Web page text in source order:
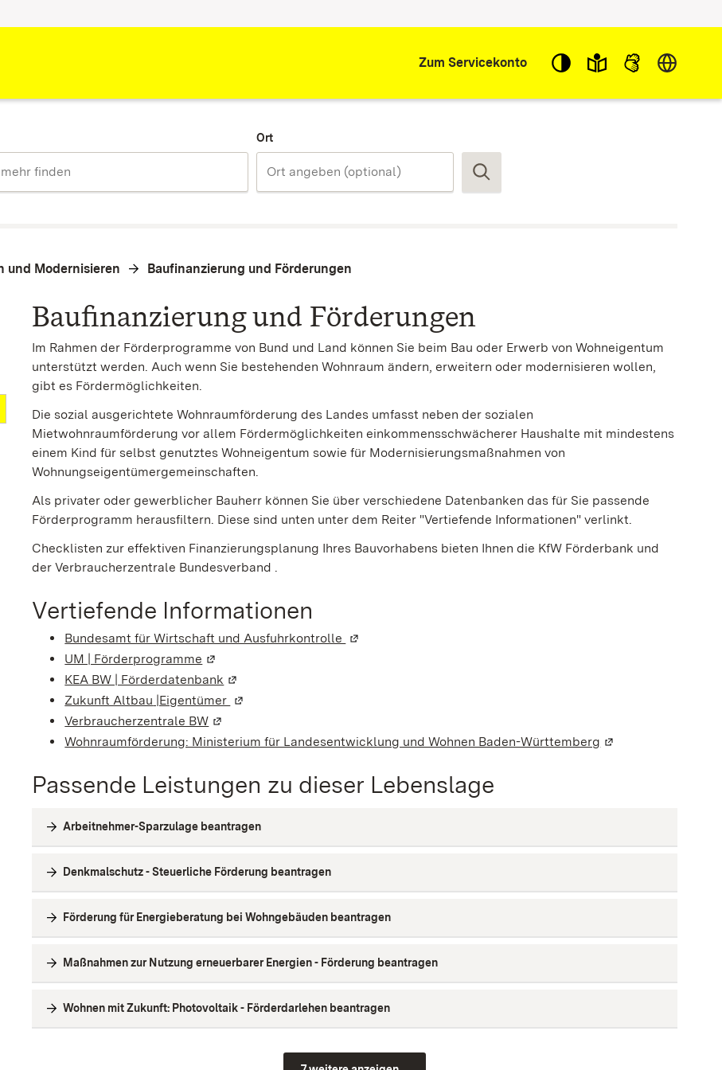
Zum Servicekonto Sprache
Ort
Suchen
und Modernisieren Baufinanzierung und Förderungen
Baufinanzierung und Förderungen
Im Rahmen der Förderprogramme von Bund und Land können Sie beim Bau oder Erwerb von Wohneigentum
unterstützt werden. Auch wenn Sie bestehenden Wohnraum ändern, erweitern oder modernisieren wollen,
gibt es Fördermöglichkeiten.
Die sozial ausgerichtete Wohnraumförderung des Landes umfasst neben der sozialen
Mietwohnraumförderung vor allem Fördermöglichkeiten einkommensschwächerer Haushalte mit mindestens
einem Kind für selbst genutztes Wohneigentum sowie für Modernisierungsmaßnahmen von
Wohnungseigentümergemeinschaften.
Als privater oder gewerblicher Bauherr können Sie über verschiedene Datenbanken das für Sie passende
Förderprogramm herausfiltern. Diese sind unten unter dem Reiter "Vertiefende Informationen" verlinkt.
Checklisten zur effektiven Finanzierungsplanung Ihres Bauvorhabens bieten Ihnen die KfW Förderbank und
der Verbraucherzentrale Bundesverband .
Vertiefende Informationen
Bundesamt für Wirtschaft und Ausfuhrkontrolle (Wird in einem neuen Fenster geöffnet)
UM | Förderprogramme (Wird in einem neuen Fenster geöffnet)
KEA BW | Förderdatenbank (Wird in einem neuen Fenster geöffnet)
Zukunft Altbau |Eigentümer (Wird in einem neuen Fenster geöffnet)
Verbraucherzentrale BW (Wird in einem neuen Fenster geöffnet)
Wohnraumförderung: Ministerium für Landesentwicklung und Wohnen Baden-Württemberg (Wird in einem
Passende Leistungen zu dieser Lebenslage
Arbeitnehmer-Sparzulage beantragen
Denkmalschutz - Steuerliche Förderung beantragen
Förderung für Energieberatung bei Wohngebäuden beantragen
Maßnahmen zur Nutzung erneuerbarer Energien - Förderung beantragen
Wohnen mit Zukunft: Photovoltaik - Förderdarlehen beantragen